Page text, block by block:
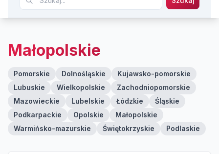
Małopolskie
Pomorskie Dolnośląskie
Kujawsko-pomorskie
Lubuskie
Wielkopolskie
Zachodniopomorskie
Mazowieckie
Lubelskie Łódzkie
Śląskie
Podkarpackie
Opolskie
Małopolskie
Warmińsko-mazurskie
Świętokrzyskie Podlaskie